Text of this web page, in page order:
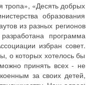
тропа», «Десять добрых
образования
из разных регионов
программа
избран совет.
о которых хотелось бы
принять всех - не
за своих детей,